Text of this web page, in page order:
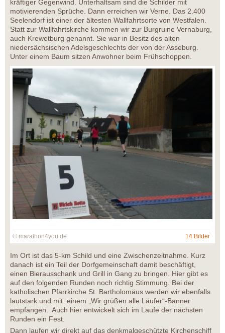
kräftiger Gegenwind. Unterhaltsam sind die Schilder mit
motivierenden Sprüche. Dann erreichen wir Verne. Das 2.400
Seelendorf ist einer der ältesten Wallfahrtsorte von Westfalen.
Statt zur Wallfahrtskirche kommen wir zur Burgruine Vernaburg,
auch Krewetburg genannt. Sie war in Besitz des alten
niedersächsischen Adelsgeschlechts der von der Asseburg.
Unter einem Baum sitzen Anwohner beim Frühschoppen.
© marathon4you.de 14 Bilder
Im Ort ist das 5-km Schild und eine Zwischenzeitnahme. Kurz
danach ist ein Teil der Dorfgemeinschaft damit beschäftigt,
einen Bierausschank und Grill in Gang zu bringen. Hier gibt es
auf den folgenden Runden noch richtig Stimmung. Bei der
katholischen Pfarrkirche St. Bartholomäus werden wir ebenfalls
lautstark und mit einem „Wir grüßen alle Läufer“-Banner
empfangen. Auch hier entwickelt sich im Laufe der nächsten
Runden ein Fest.
Dann laufen wir direkt auf das denkmalgeschützte Kirchenschiff